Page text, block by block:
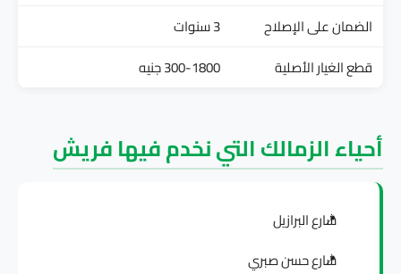
الضمان على الإصلاح
3 سنوات
قطع الغيار الأصلية
300-1800 جنيه
أحياء الزمالك التي نخدم فيها فريش
شارع البرازيل
شارع حسن صبري